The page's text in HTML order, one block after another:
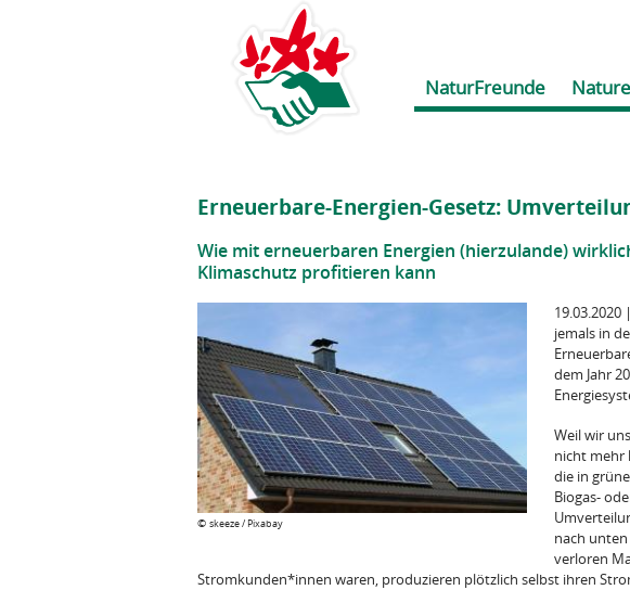
NaturFreunde
Erneuerbare-Energien-Gesetz:
Wie mit erneuerbaren Energien (hierzulande)
Klimaschutz profitieren kann
© skeeze / Pixabay
19.03.2020 |
jemals in
dem Jahr
Weil wir
nicht mehr
die in
Biogas-
nach
verloren
Stromkunden*innen waren, produzieren plötzlich selbst ihren